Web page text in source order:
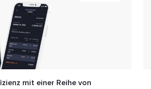
mit einer Reihe von